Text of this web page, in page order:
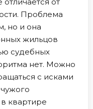
Проблема
но и она
жильцов
судебных
нет. Можно
с исками
квартире